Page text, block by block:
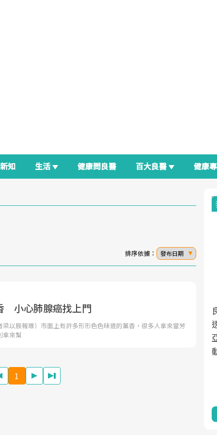
新知 生活 健康問良醫 百大良醫 健康
排序依據： 發布日期
小心肺腺癌找上門
梁以辰報導）市面上有許多形形色色味道的薰香，很多人拿來當芳
拿來幫
1
面對超高齡社會的浪潮，台灣正在快速邁
向「健康照護」的新時代。隨著國家政策
心議題。然而，健檢不只是醫療院所的服
務，更是民眾了解自身健康狀況、啟動健
良醫生活祭
2025年，就到良醫生活祭體驗「一站式健
康新生活」，從講座、體驗到運動，全面